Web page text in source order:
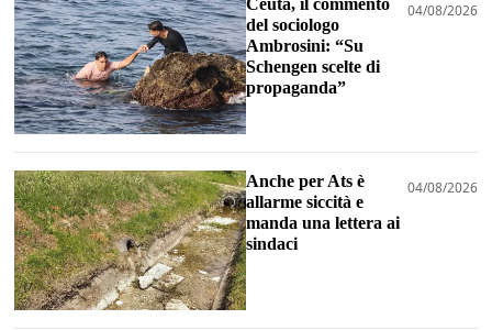
Ceuta, il commento
del sociologo
Ambrosini: “Su
Schengen scelte di
propaganda”
04/08/2026
Anche per Ats è
allarme siccità e
manda una lettera ai
sindaci
04/08/2026